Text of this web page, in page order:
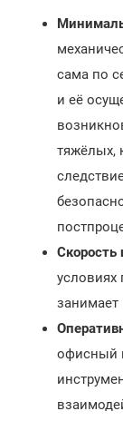
сама по
и её
тяжёлых,
Скорость
условиях
занимает
офисный